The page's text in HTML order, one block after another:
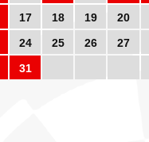
17 18 19 20
24 25 26 27
31